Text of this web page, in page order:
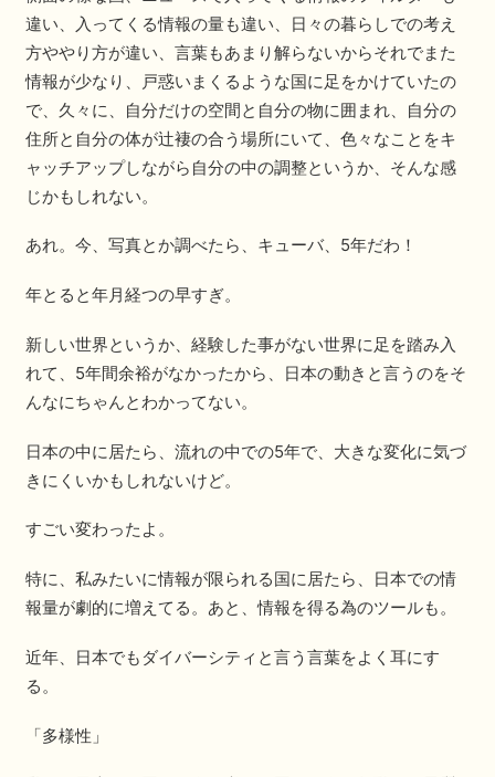
違い、入ってくる情報の量も違い、日々の暮らしでの考え
方ややり方が違い、言葉もあまり解らないからそれでまた
情報が少なり、戸惑いまくるような国に足をかけていたの
で、久々に、自分だけの空間と自分の物に囲まれ、自分の
住所と自分の体が辻褄の合う場所にいて、色々なことをキ
ャッチアップしながら自分の中の調整というか、そんな感
じかもしれない。
あれ。今、写真とか調べたら、キューバ、5年だわ！
年とると年月経つの早すぎ。
新しい世界というか、経験した事がない世界に足を踏み入
れて、5年間余裕がなかったから、日本の動きと言うのをそ
んなにちゃんとわかってない。
日本の中に居たら、流れの中での5年で、大きな変化に気づ
きにくいかもしれないけど。
すごい変わったよ。
特に、私みたいに情報が限られる国に居たら、日本での情
報量が劇的に増えてる。あと、情報を得る為のツールも。
近年、日本でもダイバーシティと言う言葉をよく耳にす
る。
「多様性」